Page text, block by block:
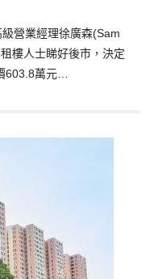
營業經理徐廣森(Sam
樓人士睇好後市，決定
603.8萬元…